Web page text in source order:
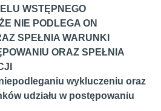
WSTĘPNEGO
NIE PODLEGA ON
SPEŁNIA WARUNKI
ORAZ SPEŁNIA
wykluczeniu oraz
udziału w postępowaniu